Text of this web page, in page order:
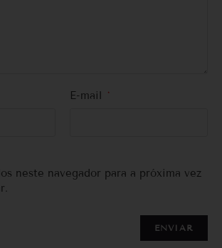
E-mail *
neste navegador para a próxima vez